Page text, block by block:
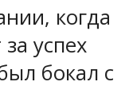
когда
успех
бокал с